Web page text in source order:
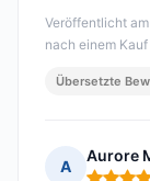
Veröffentlicht
nach einem
Übersetzte
A
Aurore